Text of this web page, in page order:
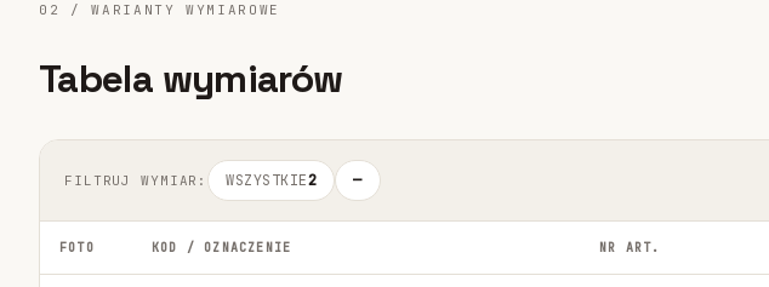
02 / WARIANTY WYMIAROWE
Tabela wymiarów
FILTRUJ WYMIAR: WSZYSTKIE2 —
FOTO KOD / OZNACZENIE NR ART.